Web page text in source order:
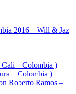
2016 – Will & Jaz
Cali – Colombia )
– Colombia )
Roberto Ramos –